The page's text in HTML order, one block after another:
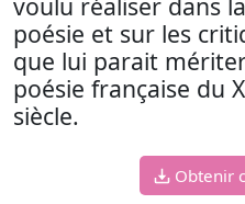
poésie et sur les
que lui parait
poésie française du
siècle.
Obtenir